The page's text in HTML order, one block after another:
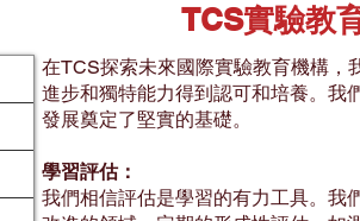
TCS實驗教
在TCS探索未來國際實驗教育機構，
進步和獨特能力得到認可和培養。我
發展奠定了堅實的基礎。
學習評估：
我們相信評估是學習的有力工具。我